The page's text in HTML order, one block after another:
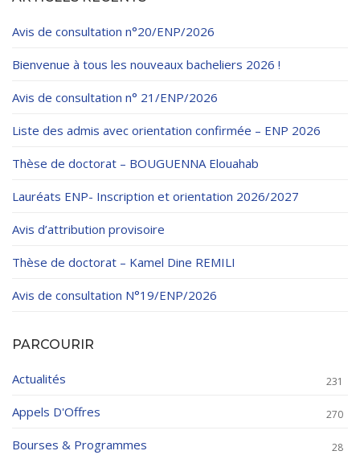
Programmes Pédagogiques
Formations assurées
Stages
Diplômes
Imprimés des œuvres Sociales
Imprimes de post graduation
Charte de Déontologie et D’éthique Universitaires
Avis de consultation n°20/ENP/2026
Bienvenue à tous les nouveaux bacheliers 2026 !
Avis de consultation n° 21/ENP/2026
Liste des admis avec orientation confirmée – ENP 2026
Thèse de doctorat – BOUGUENNA Elouahab
Lauréats ENP- Inscription et orientation 2026/2027
Avis d’attribution provisoire
Thèse de doctorat – Kamel Dine REMILI
Avis de consultation N°19/ENP/2026
PARCOURIR
Actualités 231
Appels D'Offres 270
Bourses & Programmes 28